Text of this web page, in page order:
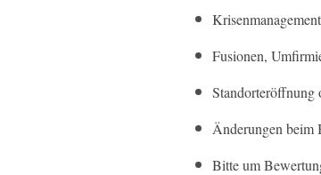
Fusionen,
Standorteröffnung
Änderungen beim
Bitte um